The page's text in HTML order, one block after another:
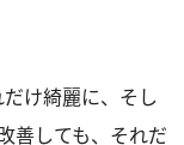
け綺麗に、そし
善しても、それだ